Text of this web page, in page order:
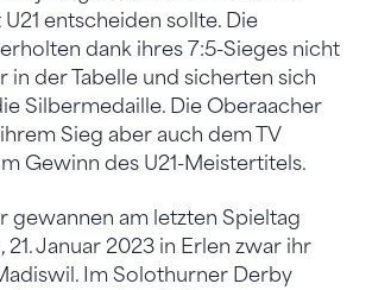
entscheiden sollte. Die
dank ihres 7:5-Sieges nicht
in der Tabelle und sicherten sich
Silbermedaille. Die Oberaacher
Sieg aber auch dem TV
Gewinn des U21-Meistertitels.
gewannen am letzten Spieltag
21. Januar 2023 in Erlen zwar ihr
Im Solothurner Derby